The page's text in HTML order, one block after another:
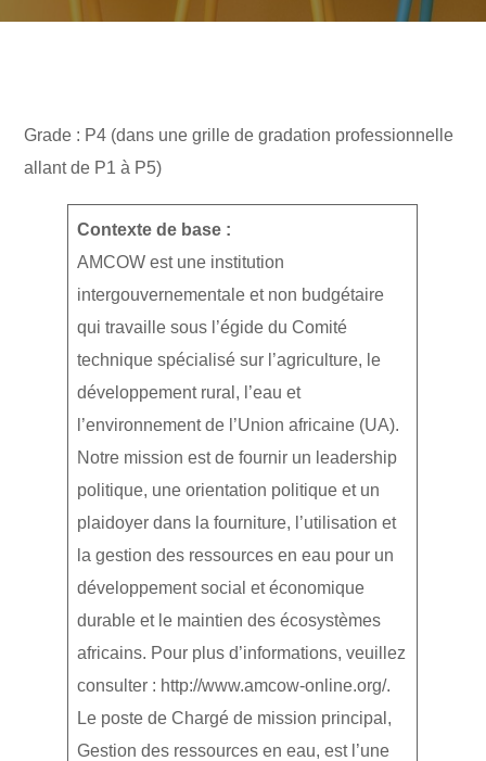
Grade : P4 (dans une grille de gradation professionnelle
allant de P1 à P5)
Contexte de base :
AMCOW est une institution
intergouvernementale et non budgétaire
qui travaille sous l’égide du Comité
technique spécialisé sur l’agriculture, le
développement rural, l’eau et
l’environnement de l’Union africaine (UA).
Notre mission est de fournir un leadership
politique, une orientation politique et un
plaidoyer dans la fourniture, l’utilisation et
la gestion des ressources en eau pour un
développement social et économique
durable et le maintien des écosystèmes
africains. Pour plus d’informations, veuillez
consulter : http://www.amcow-online.org/.
Le poste de Chargé de mission principal,
Gestion des ressources en eau, est l’une